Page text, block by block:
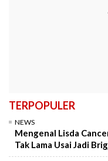
TERPOPULER
NEWS
Mengenal Lisda
Tak Lama Usai Jadi